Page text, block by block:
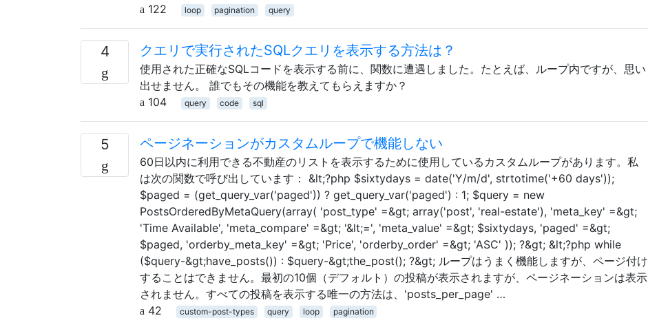
122
loop pagination query
4 クエリで実行されたSQLクエリを表示する方法は？
使用された正確なSQLコードを表示する前に、関数に遭遇しました。たとえば、ループ内ですが、思い
出せません。 誰でもその機能を教えてもらえますか？
104
query code sql
5 ページネーションがカスタムループで機能しない
60日以内に利用できる不動産のリストを表示するために使用しているカスタムループがあります。私
は次の関数で呼び出しています： &lt;?php $sixtydays = date('Y/m/d', strtotime('+60 days'));
$paged = (get_query_var('paged')) ? get_query_var('paged') : 1; $query = new
PostsOrderedByMetaQuery(array( 'post_type' =&gt; array('post', 'real-estate'), 'meta_key' =&gt;
'Time Available', 'meta_compare' =&gt; '&lt;=', 'meta_value' =&gt; $sixtydays, 'paged' =&gt;
$paged, 'orderby_meta_key' =&gt; 'Price', 'orderby_order' =&gt; 'ASC' )); ?&gt; &lt;?php while
($query-&gt;have_posts()) : $query-&gt;the_post(); ?&gt; ループはうまく機能しますが、ページ付け
することはできません。最初の10個（デフォルト）の投稿が表示されますが、ページネーションは表示
されません。すべての投稿を表示する唯一の方法は、'posts_per_page' …
42
custom-post-types query loop pagination